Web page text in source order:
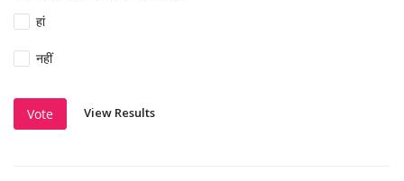
हां
नहीं
Vote View Results